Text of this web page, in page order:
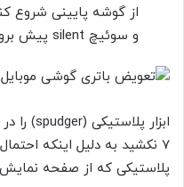
از گوشه پایینی شروع
و سوئیچ silent پیش بروید.
7 نکشید به دلیل اینکه
پلاستیکی که از صفحه